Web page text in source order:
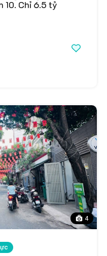
10. Chỉ 6.5 tỷ
4